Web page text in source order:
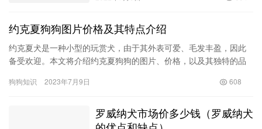
约克夏狗狗图片价格及其特点介绍
约克夏犬是一种小型的玩赏犬，由于其外表可爱、毛发丰盈，因此
备受欢迎。本文将介绍约克夏狗狗的图片、价格，以及其独特的品
么…
狗狗知识 2023年7月9日 608
罗威纳犬市场价多少钱（罗威纳犬